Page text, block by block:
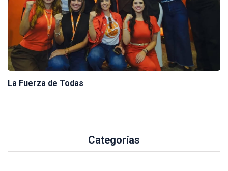
La Fuerza de Todas
Categorías